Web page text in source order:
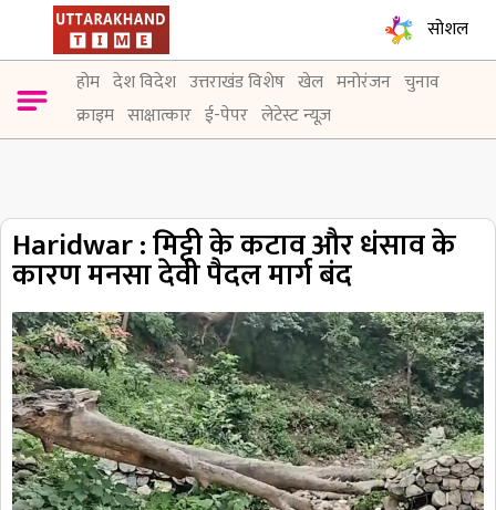
सोशल
होम देश विदेश उत्तराखंड विशेष खेल मनोरंजन चुनाव
क्राइम साक्षात्कार ई-पेपर लेटेस्ट न्यूज़
Haridwar : मिट्टी के कटाव और धंसाव के
कारण मनसा देवी पैदल मार्ग बंद